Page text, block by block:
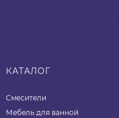
КАТАЛОГ
Смесители
Мебель для ванной